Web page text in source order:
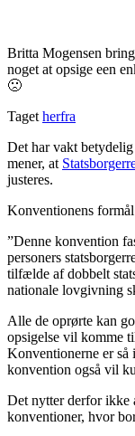
Britta Mogensen
noget at opsige een
🙁
Taget herfra
Det har vakt betydelig
mener, at
justeres.
Konventionens
”Denne konvention
personers
tilfælde af dobbelt
nationale lovgivning
Alle de oprørte kan
opsigelse vil komme
Konventionerne er så
konvention også vil
Det nytter derfor ikke
konventioner, hvor